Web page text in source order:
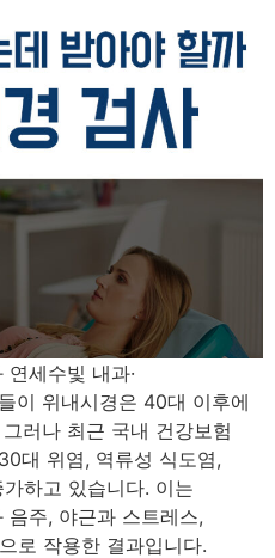
세수빛 내과·
이 위내시경은 40대 이후에
러나 최근 국내 건강보험
대 위염, 역류성 식도염,
하고 있습니다. 이는
주, 야근과 스트레스,
로 작용한 결과입니다.